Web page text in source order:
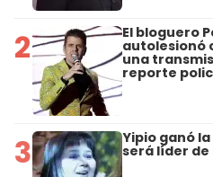
2 El bloguero
autolesionó
una
reporte
3 Yipio ganó
será líder de